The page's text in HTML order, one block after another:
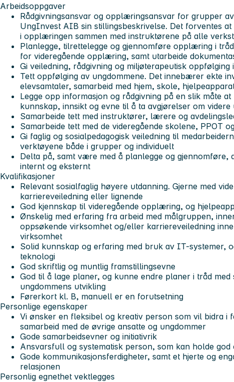
Arbeidsoppgaver
Rådgivningsansvar og opplæringsansvar for grupper
UngInvest AIB sin stillingsbeskrivelse. Det forventes
i opplæringen sammen med instruktørene på alle
Planlegge, tilrettelegge og gjennomføre opplæring i
for videregående opplæring, samt utarbeide
Gi veiledning, rådgivning og miljøterapeutisk oppfølging
Tett oppfølging av ungdommene. Det innebærer ekte
elevsamtaler, samarbeid med hjem, skole,
Legge opp informasjon og rådgivning på en slik måte
kunnskap, innsikt og evne til å ta avgjørelser om
Samarbeide tett med instruktører, lærere og
Samarbeide tett med de videregående skolene, PPOT
Gi faglig og sosialpedagogisk veiledning til
verktøyene både i grupper og individuelt
Delta på, samt være med å planlegge og gjennomføre,
internt og eksternt
Kvalifikasjoner
Relevant sosialfaglig høyere utdanning. Gjerne med
karriereveiledning eller lignende
God kjennskap til videregående opplæring, og
Ønskelig med erfaring fra arbeid med målgruppen,
oppsøkende virksomhet og/eller karriereveiledning
virksomhet
Solid kunnskap og erfaring med bruk av IT-systemer,
teknologi
God skriftlig og muntlig framstillingsevne
God til å lage planer, og kunne endre planer i tråd med
ungdommens utvikling
Førerkort kl. B, manuell er en forutsetning
Personlige egenskaper
Vi ønsker en fleksibel og kreativ person som vil bidra i
samarbeid med de øvrige ansatte og ungdommer
Gode samarbeidsevner og initiativrik
Ansvarsfull og systematisk person, som kan holde god
Gode kommunikasjonsferdigheter, samt et hjerte og
relasjonen
Personlig egnethet vektlegges